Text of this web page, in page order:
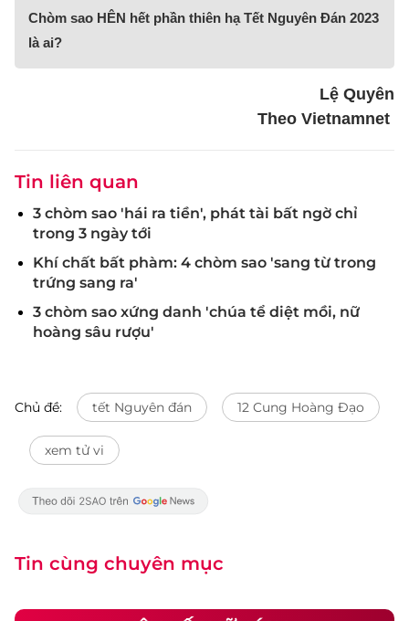
Chòm sao HÊN hết phần thiên hạ Tết Nguyên Đán 2023
là ai?
Lệ Quyên
Theo Vietnamnet
Tin liên quan
3 chòm sao 'hái ra tiền', phát tài bất ngờ chỉ
trong 3 ngày tới
Khí chất bất phàm: 4 chòm sao 'sang từ trong
trứng sang ra'
3 chòm sao xứng danh 'chúa tể diệt mồi, nữ
hoàng sâu rượu'
Chủ đề: tết Nguyên đán 12 Cung Hoàng Đạo
xem tử vi
Tin cùng chuyên mục